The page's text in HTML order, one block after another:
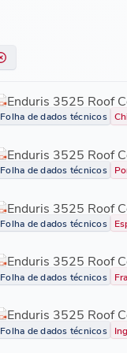
Enduris 3525 Roof
Folha de dados técnicos
Enduris 3525 Roof
Folha de dados técnicos
Enduris 3525 Roof
Folha de dados técnicos
Enduris 3525 Roof
Folha de dados técnicos
Enduris 3525 Roof
Folha de dados técnicos